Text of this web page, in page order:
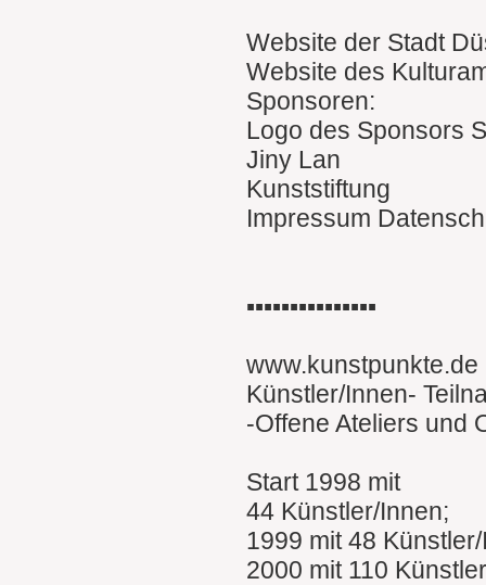
Website der Stadt
Website des
Sponsoren:
Logo des Sponsors
Jiny Lan
Kunststiftung
Impressum
▪︎▪︎▪︎▪︎▪︎▪︎▪︎▪︎▪︎▪︎▪︎▪︎▪︎▪︎▪︎
www.kunstpunkte.de
Künstler/Innen-
-Offene Ateliers und
Start 1998 mit
44 Künstler/Innen;
1999 mit 48
2000 mit 110